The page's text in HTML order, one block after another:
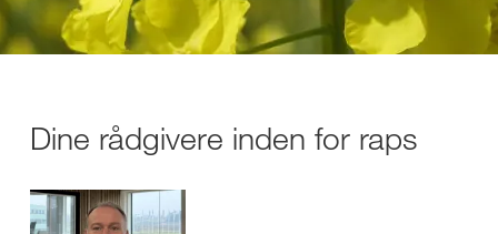
Dine rådgivere inden for raps